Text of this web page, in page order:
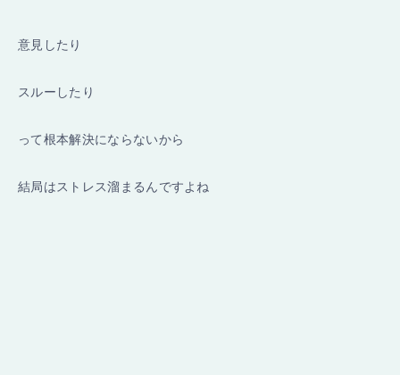
意見したり
スルーしたり
って根本解決にならないから
結局はストレス溜まるんですよね